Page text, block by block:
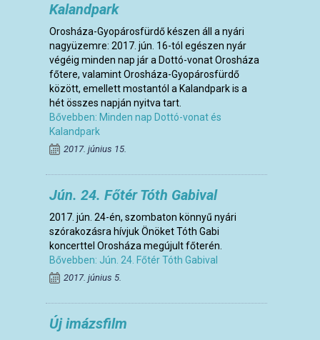
Kalandpark
Orosháza-Gyopárosfürdő készen áll a nyári
nagyüzemre: 2017. jún. 16-tól egészen nyár
végéig minden nap jár a Dottó-vonat Orosháza
főtere, valamint Orosháza-Gyopárosfürdő
között, emellett mostantól a Kalandpark is a
hét összes napján nyitva tart.
Bővebben: Minden nap Dottó-vonat és
Kalandpark
2017. június 15.
Jún. 24. Főtér Tóth Gabival
2017. jún. 24-én, szombaton könnyű nyári
szórakozásra hívjuk Önöket Tóth Gabi
koncerttel Orosháza megújult főterén.
Bővebben: Jún. 24. Főtér Tóth Gabival
2017. június 5.
Új imázsfilm